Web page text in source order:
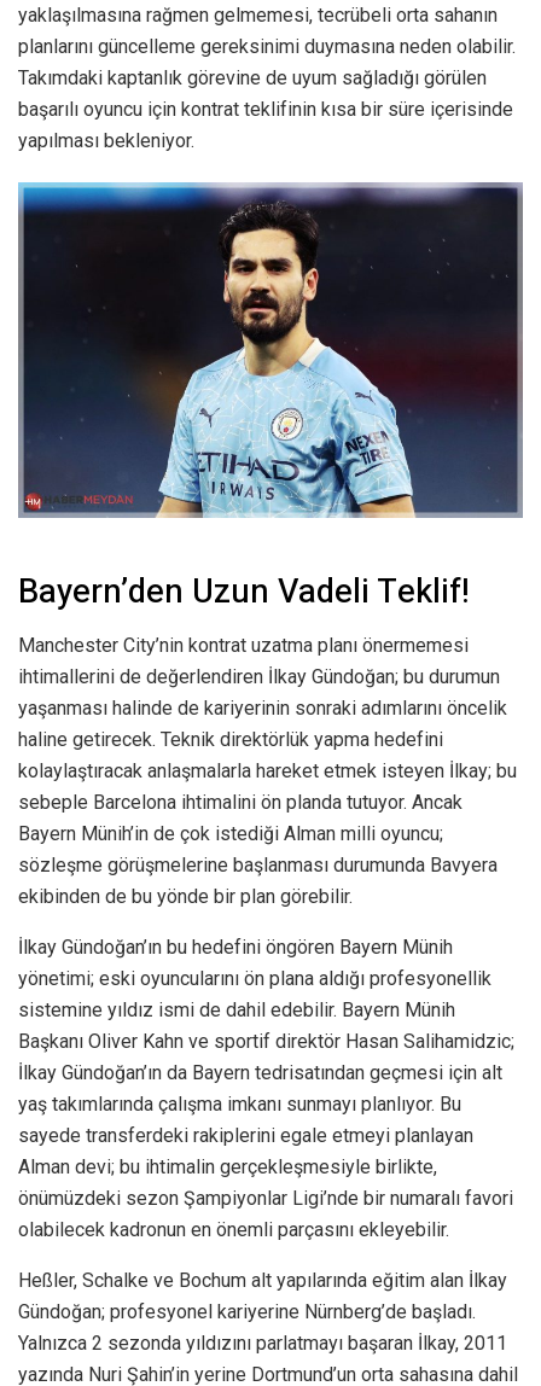
yaklaşılmasına rağmen gelmemesi, tecrübeli orta sahanın
planlarını güncelleme gereksinimi duymasına neden olabilir.
Takımdaki kaptanlık görevine de uyum sağladığı görülen
başarılı oyuncu için kontrat teklifinin kısa bir süre içerisinde
yapılması bekleniyor.
Bayern’den Uzun Vadeli Teklif!
Manchester City’nin kontrat uzatma planı önermemesi
ihtimallerini de değerlendiren İlkay Gündoğan; bu durumun
yaşanması halinde de kariyerinin sonraki adımlarını öncelik
haline getirecek. Teknik direktörlük yapma hedefini
kolaylaştıracak anlaşmalarla hareket etmek isteyen İlkay; bu
sebeple Barcelona ihtimalini ön planda tutuyor. Ancak
Bayern Münih’in de çok istediği Alman milli oyuncu;
sözleşme görüşmelerine başlanması durumunda Bavyera
ekibinden de bu yönde bir plan görebilir.
İlkay Gündoğan’ın bu hedefini öngören Bayern Münih
yönetimi; eski oyuncularını ön plana aldığı profesyonellik
sistemine yıldız ismi de dahil edebilir. Bayern Münih
Başkanı Oliver Kahn ve sportif direktör Hasan Salihamidzic;
İlkay Gündoğan’ın da Bayern tedrisatından geçmesi için alt
yaş takımlarında çalışma imkanı sunmayı planlıyor. Bu
sayede transferdeki rakiplerini egale etmeyi planlayan
Alman devi; bu ihtimalin gerçekleşmesiyle birlikte,
önümüzdeki sezon Şampiyonlar Ligi’nde bir numaralı favori
olabilecek kadronun en önemli parçasını ekleyebilir.
Heßler, Schalke ve Bochum alt yapılarında eğitim alan İlkay
Gündoğan; profesyonel kariyerine Nürnberg’de başladı.
Yalnızca 2 sezonda yıldızını parlatmayı başaran İlkay, 2011
yazında Nuri Şahin’in yerine Dortmund’un orta sahasına dahil